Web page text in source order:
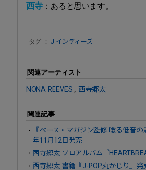
西寺 ：あると思います。
タグ ： J-インディーズ
関連アーティスト
NONA REEVES 西寺郷太
関連記事
『ベース・マガジン監修 唸る低音
年11月12日発売
西寺郷太 ソロアルバム『
西寺郷太 書籍『J-POP丸かじり』発